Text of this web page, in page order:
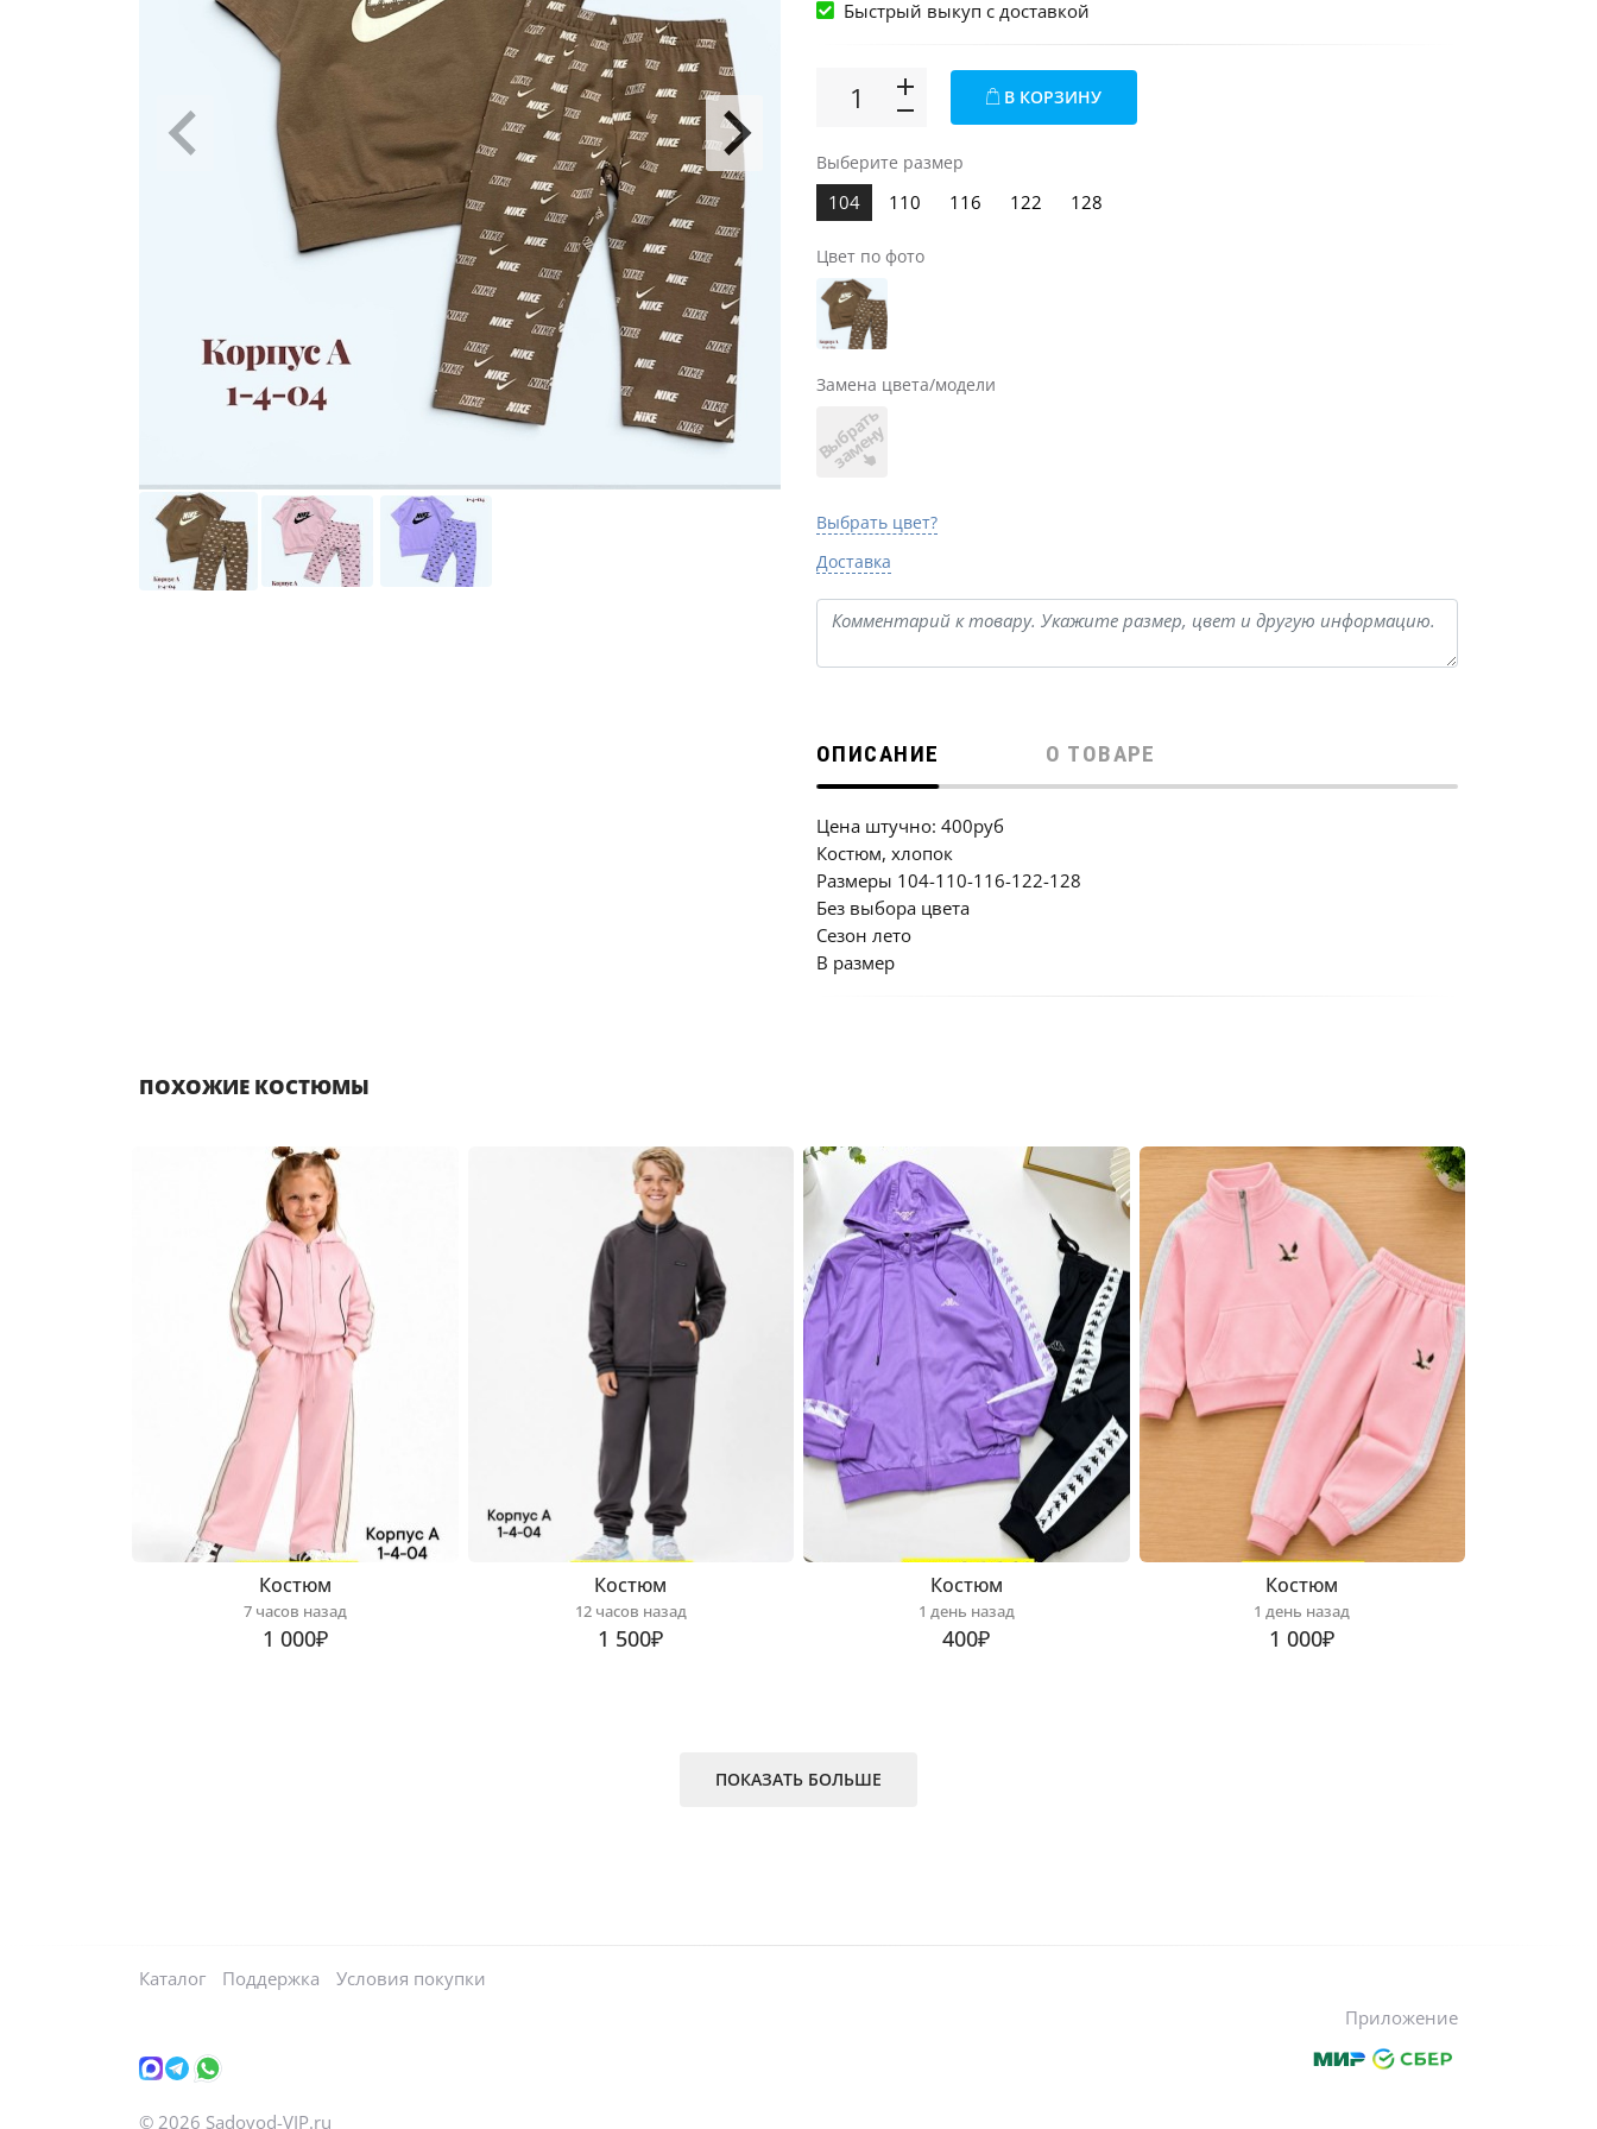
Быстрый выкуп c доставкой
В КОРЗИНУ
Выберите размер
104 110 116 122 128
Цвет по фото
Замена цвета/модели
В
ы
б
р
а
т
ь
з
а
м
е
н
у
Выбрать цвет?
Доставка
ОПИСАНИЕ О ТОВАРЕ
Цена штучно: 400руб
Костюм, хлопок
Размеры 104-110-116-122-128
Без выбора цвета
Сезон лето
В размер
ПОХОЖИЕ КОСТЮМЫ
Костюм
7 часов назад
1 000₽
Костюм
12 часов назад
1 500₽
Костюм
1 день назад
400₽
Костюм
1 день назад
1 000₽
ПОКАЗАТЬ БОЛЬШЕ
Каталог Поддержка
Условия покупки
Приложение
© 2026 Sadovod-VIP.ru